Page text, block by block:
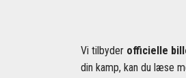
Vi tilbyder officielle
din kamp, kan du læse